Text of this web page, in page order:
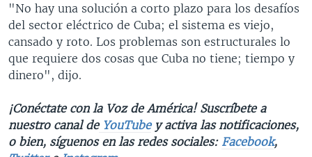
"No hay una solución a corto plazo para los desafíos
del sector eléctrico de Cuba; el sistema es viejo,
cansado y roto. Los problemas son estructurales lo
que requiere dos cosas que Cuba no tiene; tiempo y
dinero", dijo.
¡Conéctate con la Voz de América! Suscríbete a
nuestro canal deYouTubey activa las notificaciones,
o bien, síguenos en las redes sociales: Facebook,